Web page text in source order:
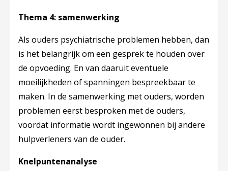
Thema 4: samenwerking
Als ouders psychiatrische problemen hebben, dan
is het belangrijk om een gesprek te houden over
de opvoeding. En van daaruit eventuele
moeilijkheden of spanningen bespreekbaar te
maken. In de samenwerking met ouders, worden
problemen eerst besproken met de ouders,
voordat informatie wordt ingewonnen bij andere
hulpverleners van de ouder.
Knelpuntenanalyse